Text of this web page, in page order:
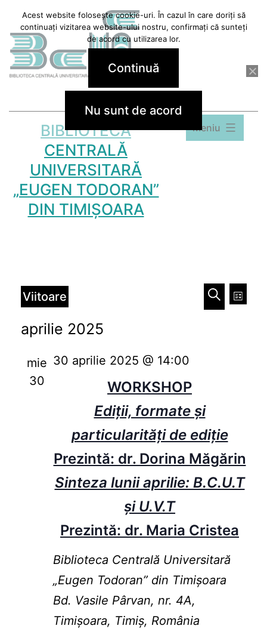
conținut
BIBLIOTECA
CENTRALĂ
UNIVERSITARĂ
„EUGEN TODORAN”
DIN TIMIȘOARA
Meniu
Evenimente
Caută
Listă
Viitoare
data.
aprilie 2025
mie
30
WORKSHOP
Ediții, formate și
particularități de ediție
Prezintă: dr. Dorina Măgărin
Sinteza lunii aprilie: B.C.U.T
și U.V.T
Prezintă: dr. Maria Cristea
30 aprilie 2025 @ 14:00
Biblioteca Centrală Universitară
„Eugen Todoran” din Timişoara
Bd. Vasile Pârvan, nr. 4A,
Timișoara, Timiș, România
Acest website folosește cookie-uri. În cazul în care doriți să
continuați vizitarea website-ului nostru, confirmați că sunteți
de acord cu utilizarea lor.
Continuă
Nu sunt de acord